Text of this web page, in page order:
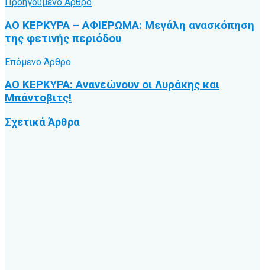
ΑΟ ΚΕΡΚΥΡΑ – ΑΦΙΕΡΩΜΑ: Μεγάλη ανασκόπηση
της φετινής περιόδου
Επόμενο Άρθρο
ΑΟ ΚΕΡΚΥΡΑ: Ανανεώνουν οι Λυράκης και
Μπάντοβιτς!
ΣχετικάΆρθρα